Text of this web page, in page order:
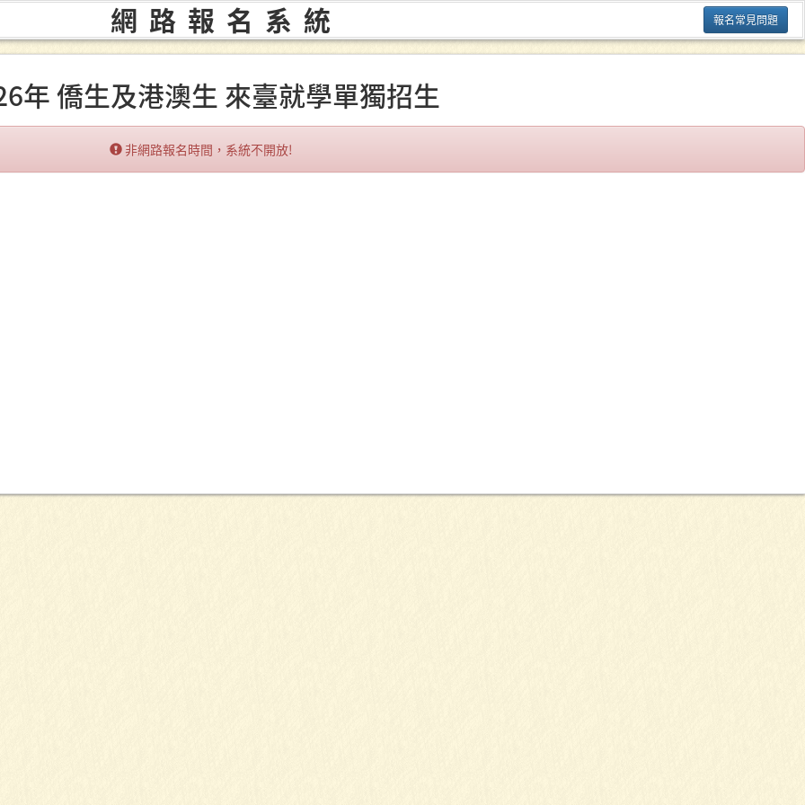
網路報名系統 報名常見問題
年 僑生及港澳生 來臺就學單獨招生
Error:
非網路報名時間，系統不開放!